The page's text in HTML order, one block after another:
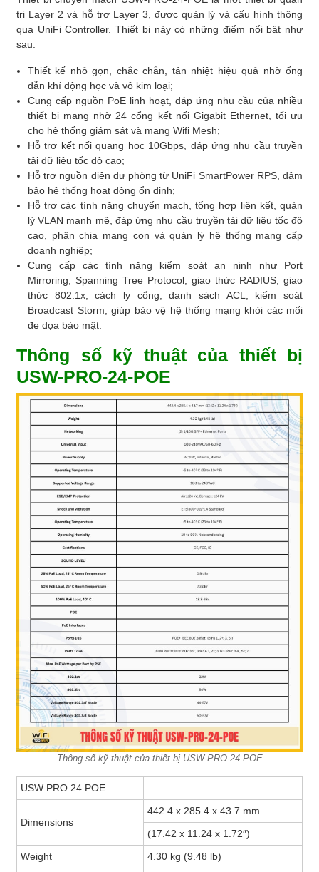
trị Layer 2 và hỗ trợ Layer 3, được quản lý và cấu hình thông
qua UniFi Controller. Thiết bị này có những điểm nổi bật như
sau:
Thiết kế nhỏ gọn, chắc chắn, tản nhiệt hiệu quả nhờ ống
dẫn khí động học và vỏ kim loại;
Cung cấp nguồn PoE linh hoạt, đáp ứng nhu cầu của nhiều
thiết bị mạng nhờ 24 cổng kết nối Gigabit Ethernet, tối ưu
cho hệ thống giám sát và mạng Wifi Mesh;
Hỗ trợ kết nối quang học 10Gbps, đáp ứng nhu cầu truyền
tải dữ liệu tốc độ cao;
Hỗ trợ nguồn điện dự phòng từ UniFi SmartPower RPS, đảm
bảo hệ thống hoạt động ổn định;
Hỗ trợ các tính năng chuyển mạch, tổng hợp liên kết, quản
lý VLAN mạnh mẽ, đáp ứng nhu cầu truyền tải dữ liệu tốc độ
cao, phân chia mạng con và quản lý hệ thống mạng cấp
doanh nghiệp;
Cung cấp các tính năng kiểm soát an ninh như Port
Mirroring, Spanning Tree Protocol, giao thức RADIUS, giao
thức 802.1x, cách ly cổng, danh sách ACL, kiểm soát
Broadcast Storm, giúp bảo vệ hệ thống mạng khỏi các mối
đe dọa bảo mật.
Thông số kỹ thuật của thiết bị
USW-PRO-24-POE
Thông số kỹ thuật của thiết bị USW-PRO-24-POE
USW PRO 24 POE
Dimensions
442.4 x 285.4 x 43.7 mm
(17.42 x 11.24 x 1.72″)
Weight
4.30 kg (9.48 lb)